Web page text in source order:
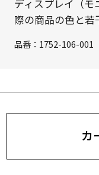
ディスプレイ（
際の商品の色と若
品番： 1752-106-001
カ